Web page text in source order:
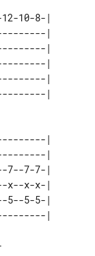
10-8-|
|
|
|
|
|
|
|
7-7-|
x--x-x-|
5--5-5-|
|